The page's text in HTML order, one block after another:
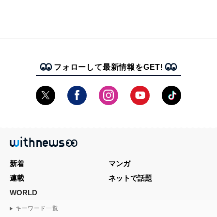
フォローして最新情報をGET!
新着
マンガ
連載
ネットで話題
WORLD
キーワード一覧